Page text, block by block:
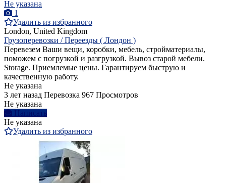
Не указана
1
Удалить из избранного
London, United Kingdom
Грузоперевозки / Переезды ( Лондон )
Перевезем Ваши вещи, коробки, мебель, стройматериалы,
поможем с погрузкой и разгрузкой. Вывоз старой мебели.
Storage. Приемлемые цены. Гарантируем быструю и
качественную работу.
Не указана
3 лет назад Перевозка 967 Просмотров
Не указана
Написать
Не указана
Удалить из избранного